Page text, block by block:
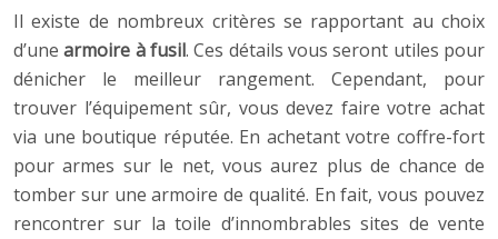
Il existe de nombreux critères se rapportant au choix
d’unearmoire à fusil. Ces détails vous seront utiles pour
dénicher le meilleur rangement. Cependant, pour
trouver l’équipement sûr, vous devez faire votre achat
via une boutique réputée. En achetant votre coffre-fort
pour armes sur le net, vous aurez plus de chance de
tomber sur une armoire de qualité. En fait, vous pouvez
rencontrer sur la toile d’innombrables sites de vente